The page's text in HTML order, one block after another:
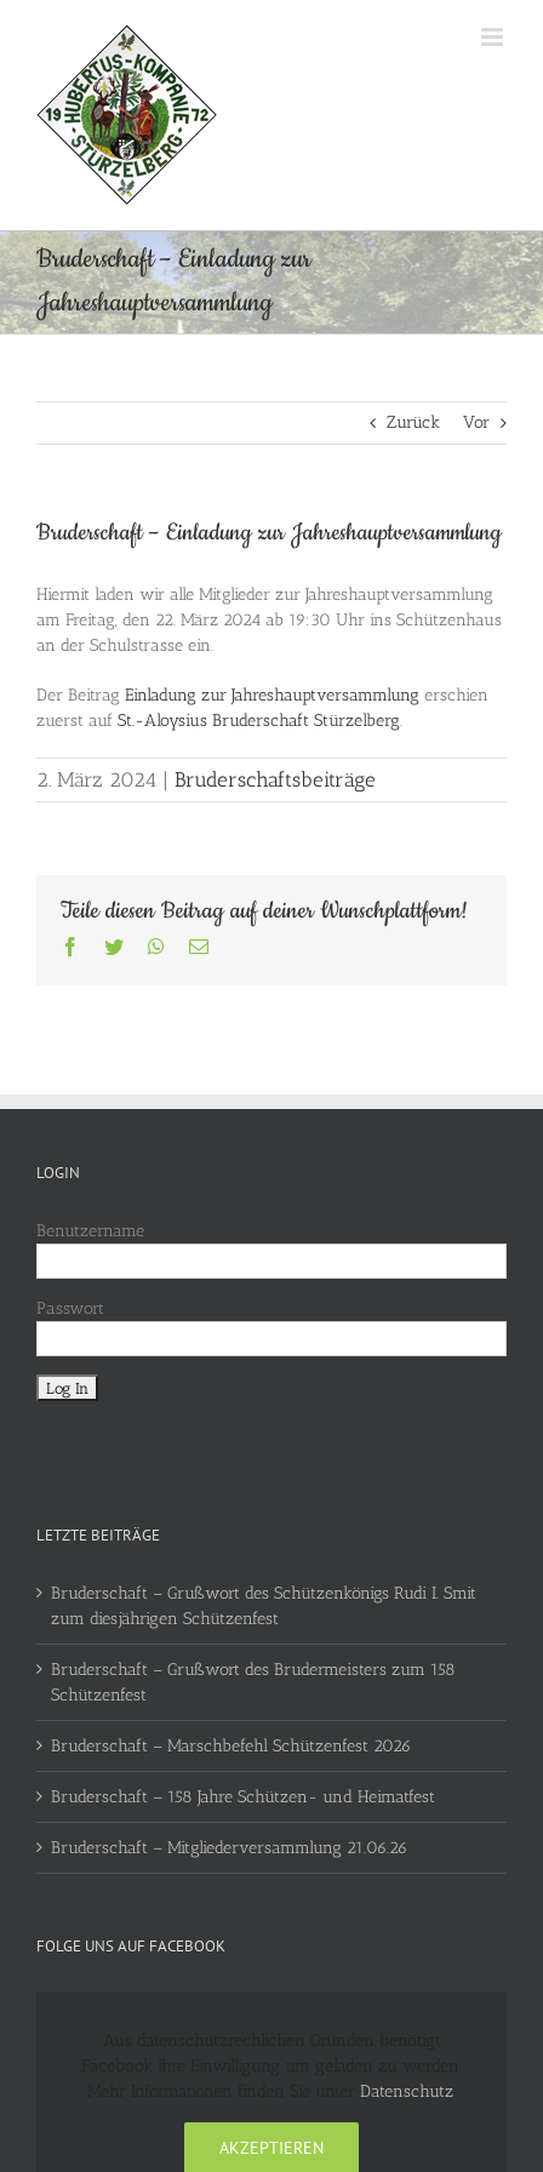
Bruderschaft – Einladung zur
Jahreshauptversammlung
Zurück Vor
Bruderschaft – Einladung zur Jahreshauptversammlung
Hiermit laden wir alle Mitglieder zur Jahreshauptversammlung
am Freitag, den 22. März 2024 ab 19:30 Uhr ins Schützenhaus
an der Schulstrasse ein.
Der Beitrag Einladung zur Jahreshauptversammlung erschien
zuerst auf St.-Aloysius Bruderschaft Stürzelberg.
2. März 2024 | Bruderschaftsbeiträge
Teile diesen Beitrag auf deiner Wunschplattform!
Facebook
Twitter WhatsApp
E-
LOGIN
Benutzername
Passwort
LETZTE BEITRÄGE
Bruderschaft – Grußwort des Schützenkönigs Rudi I. Smit
zum diesjährigen Schützenfest
Bruderschaft – Grußwort des Brudermeisters zum 158
Schützenfest
Bruderschaft – Marschbefehl Schützenfest 2026
Bruderschaft – 158 Jahre Schützen- und Heimatfest
Bruderschaft – Mitgliederversammlung 21.06.26
FOLGE UNS AUF FACEBOOK
Datenschutz
AKZEPTIEREN